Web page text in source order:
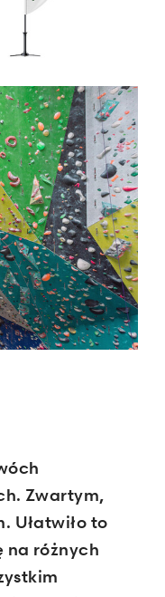
Zwartym,
Ułatwiło to
różnych